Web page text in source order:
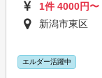
1件 4000円〜
新潟市東区
エルダー活躍中